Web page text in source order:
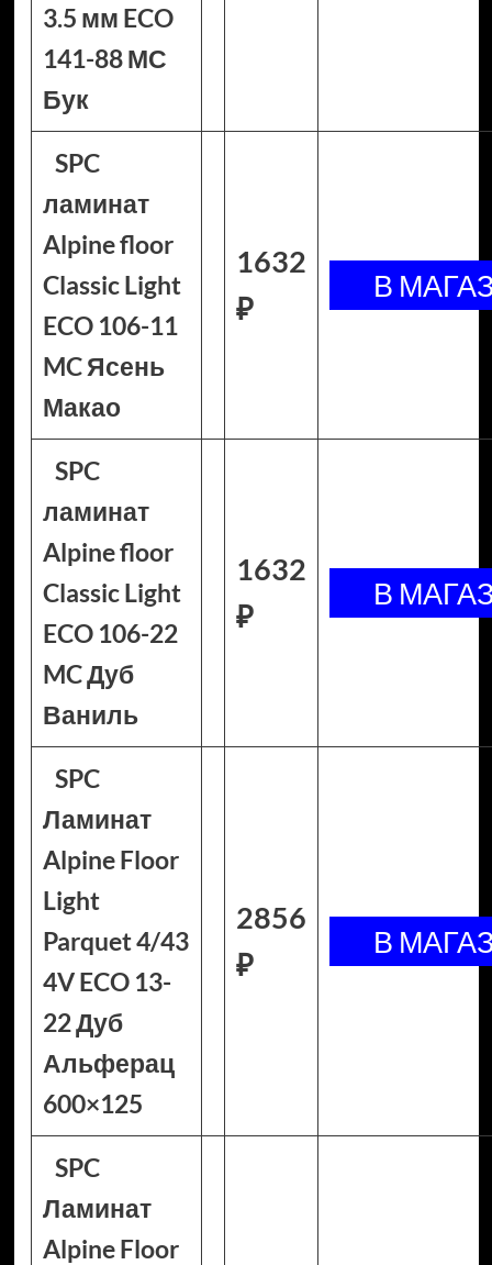
3.5 мм ECO
141-88 МС
Бук
SPC
ламинат
Alpine floor
Classic Light
ECO 106-11
MC Ясень
Макао
1632
₽
SPC
ламинат
Alpine floor
Classic Light
ECO 106-22
MC Дуб
Ваниль
1632
₽
SPC
Ламинат
Alpine Floor
Light
Parquet 4/43
4V ECO 13-
22 Дуб
Альферац
600×125
2856
₽
SPC
Ламинат
Alpine Floor